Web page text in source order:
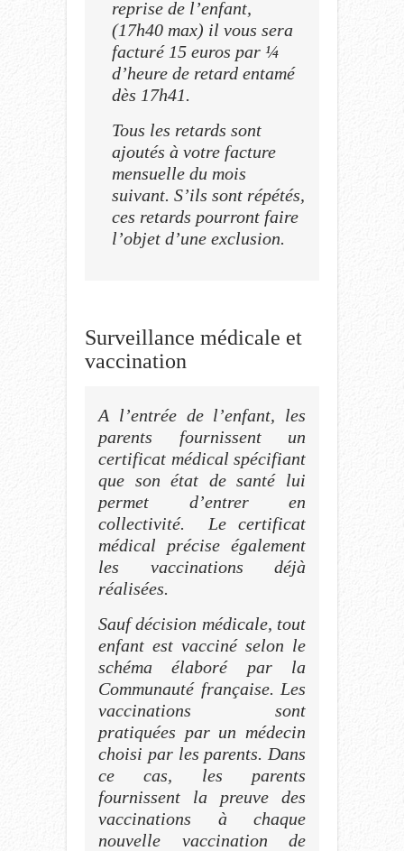
reprise de l’enfant,
(17h40 max) il vous sera
facturé 15 euros par ¼
d’heure de retard entamé
dès 17h41.
Tous les retards sont
ajoutés à votre facture
mensuelle du mois
suivant. S’ils sont répétés,
ces retards pourront faire
l’objet d’une exclusion.
Surveillance médicale et
vaccination
A l’entrée de l’enfant, les
parents fournissent un
certificat médical spécifiant
que son état de santé lui
permet d’entrer en
collectivité. Le certificat
médical précise également
les vaccinations déjà
réalisées.
Sauf décision médicale, tout
enfant est vacciné selon le
schéma élaboré par la
Communauté française. Les
vaccinations sont
pratiquées par un médecin
choisi par les parents. Dans
ce cas, les parents
fournissent la preuve des
vaccinations à chaque
nouvelle vaccination de